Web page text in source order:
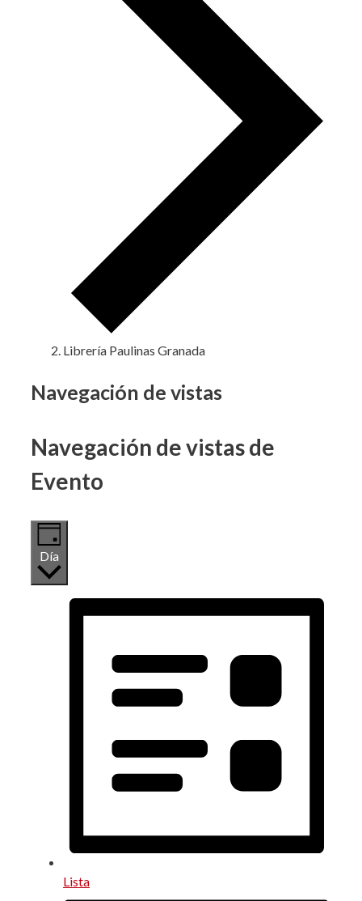
Librería Paulinas Granada
Eventos
16
septiembre,
Navegación de vistas
Navegación de vistas de
Evento
Día
Lista